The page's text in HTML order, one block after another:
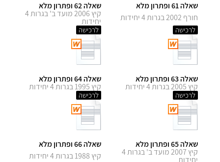
שאלה 61 ופתרון מלא
חורף 2002 בגרות 4 יחידות
לרכישה
שאלה 62 ופתרון מלא
קיץ 2006 מועד ב' בגרות 4
יחידות
לרכישה
שאלה 63 ופתרון מלא
קיץ 2005 בגרות 4 יחידות
לרכישה
שאלה 64 ופתרון מלא
קיץ 1995 בגרות 4 יחידות
לרכישה
שאלה 65 ופתרון מלא
קיץ 2007 מועד ב' בגרות 4
יחידות
שאלה 66 ופתרון מלא
קיץ 1988 בגרות 4 יחידות